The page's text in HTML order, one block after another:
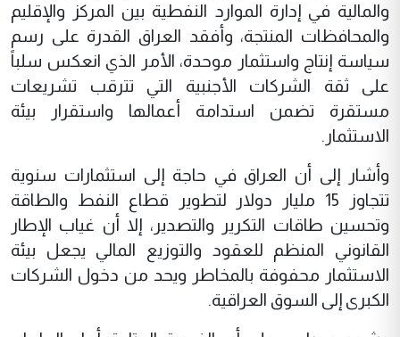
والمالية في إدارة الموارد النفطية بين المركز والإقليم
والمحافظات المنتجة، وأفقد العراق القدرة على رسم
سياسة إنتاج واستثمار موحدة، الأمر الذي انعكس سلباً
على ثقة الشركات الأجنبية التي تترقب تشريعات
مستقرة تضمن استدامة أعمالها واستقرار بيئة
الاستثمار.
وأشار إلى أن العراق في حاجة إلى استثمارات سنوية
تتجاوز 15 مليار دولار لتطوير قطاع النفط والطاقة
وتحسين طاقات التكرير والتصدير، إلا أن غياب الإطار
القانوني المنظم للعقود والتوزيع المالي يجعل بيئة
الاستثمار محفوفة بالمخاطر ويحد من دخول الشركات
الكبرى إلى السوق العراقية.